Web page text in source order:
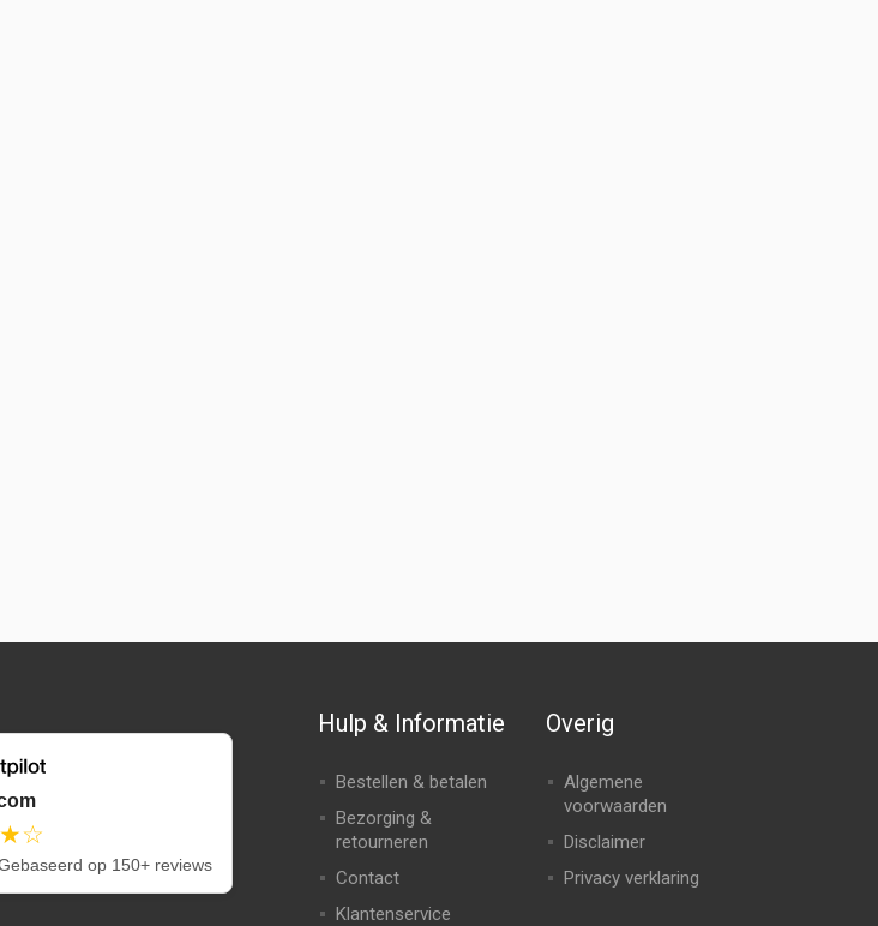
op 150+ reviews
Hulp & Informatie
Bestellen & betalen
Bezorging &
retourneren
Contact
Klantenservice
Overig
Algemene
voorwaarden
Disclaimer
Privacy verklaring